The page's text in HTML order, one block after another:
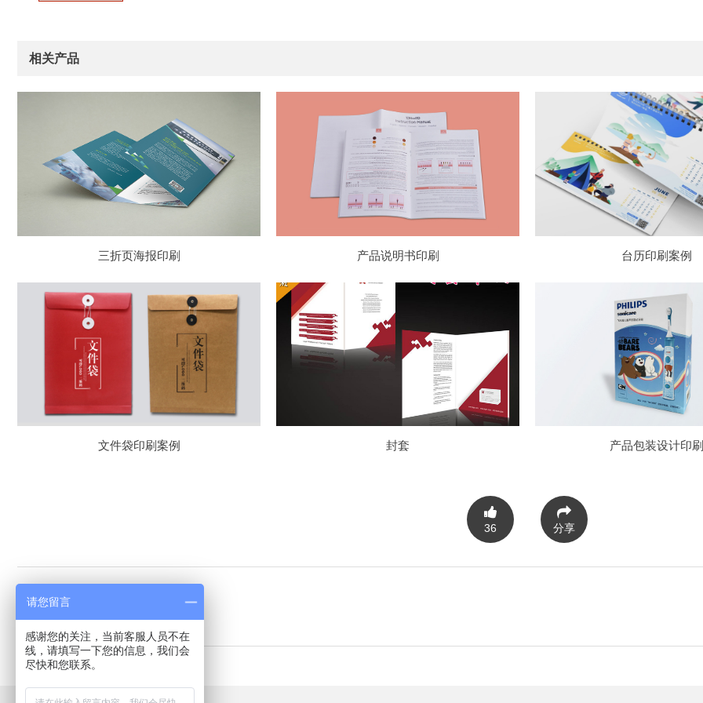
相关产品
三折页海报印刷 产品说明书印刷 台历印刷案例
文件袋印刷案例 封套 产品包装设计印刷
36 分享
上一产品：
下一产品：文件袋印刷案例
请您留言
感谢您的关注，当前客服人员不在
线，请填写一下您的信息，我们会
尽快和您联系。